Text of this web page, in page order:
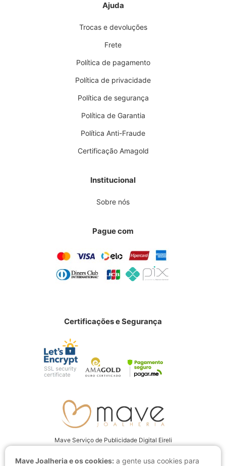
Mave Joalheria e os cookies: a gente usa cookies para
Ajuda
Trocas e devoluções
Frete
Política de pagamento
Política de privacidade
Política de segurança
Política de Garantia
Política Anti-Fraude
Certificação Amagold
Institucional
Sobre nós
Pague com
Certificações e Segurança
Mave Serviço de Publicidade Digital Eireli
Av. Juscelino Kubitschek, 4001 CEP: 15093-280, São José do Rio Preto